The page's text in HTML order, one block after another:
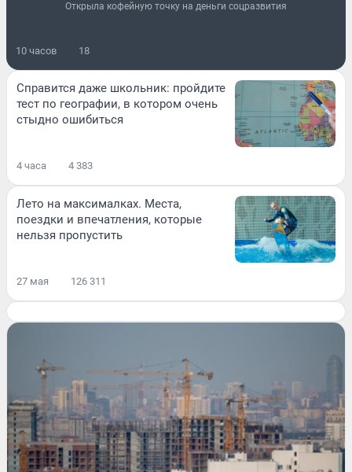
Открыла кофейную точку на деньги соцразвития
10 часов 18
Справится даже школьник: пройдите
тест по географии, в котором очень
стыдно ошибиться
4 часа 4 383
Лето на максималках. Места,
поездки и впечатления, которые
нельзя пропустить
27 мая 126 311